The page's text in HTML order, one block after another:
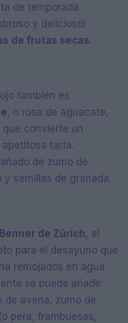
de temporada
y delicioso!
de frutas secas.
también es
, o rosa de aguacate,
convierte un
tarta.
de zumo de
y semillas de granada.
de Zúrich, el
para el desayuno que
remojados en agua
se puede añadir
de avena, zumo de
pera, frambuesas,